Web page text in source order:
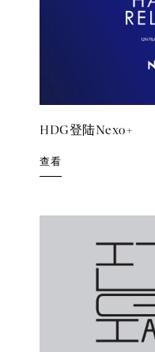
HDG登陆Nexo+
查看